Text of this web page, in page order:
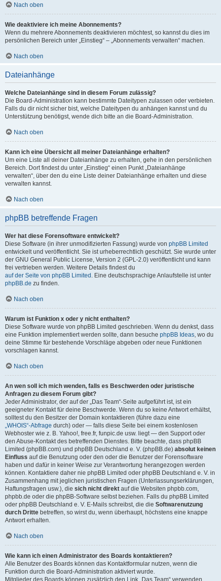
Nach oben
Wie deaktiviere ich meine Abonnements?
Wenn du mehrere Abonnements deaktivieren möchtest, so kannst du dies im
persönlichen Bereich unter „Einstieg“ – „Abonnements verwalten“ machen.
Nach oben
Dateianhänge
Welche Dateianhänge sind in diesem Forum zulässig?
Die Board-Administration kann bestimmte Dateitypen zulassen oder verbieten.
Falls du dir nicht sicher bist, welche Dateitypen du anhängen kannst und du
Unterstützung benötigst, wende dich bitte an die Board-Administration.
Nach oben
Kann ich eine Übersicht all meiner Dateianhänge erhalten?
Um eine Liste all deiner Dateianhänge zu erhalten, gehe in den persönlichen
Bereich. Dort findest du unter „Einstieg“ einen Punkt „Dateianhänge
verwalten“, über den du eine Liste deiner Dateianhänge erhalten und diese
verwalten kannst.
Nach oben
phpBB betreffende Fragen
Wer hat diese Forensoftware entwickelt?
Diese Software (in ihrer unmodifizierten Fassung) wurde von phpBB Limited
entwickelt und veröffentlicht. Sie ist urheberrechtlich geschützt. Sie wurde unter
der GNU General Public License, Version 2 (GPL-2.0) veröffentlicht und kann
frei vertrieben werden. Weitere Details findest du
auf der Seite von phpBB Limited . Eine deutschsprachige Anlaufstelle ist unter
phpBB.de zu finden.
Nach oben
Warum ist Funktion x oder y nicht enthalten?
Diese Software wurde von phpBB Limited geschrieben. Wenn du denkst, dass
eine Funktion implementiert werden sollte, dann besuche phpBB Ideas, wo du
deine Stimme für bestehende Vorschläge abgeben oder neue Funktionen
vorschlagen kannst.
Nach oben
An wen soll ich mich wenden, falls es Beschwerden oder juristische
Anfragen zu diesem Forum gibt?
Jeder Administrator, der auf der „Das Team“-Seite aufgeführt ist, ist ein
geeigneter Kontakt für deine Beschwerde. Wenn du so keine Antwort erhältst,
solltest du den Besitzer der Domain kontaktieren (führe dazu eine
„WHOIS“-Abfrage durch) oder — falls diese Seite bei einem kostenlosen
Webhoster wie z. B. Yahoo!, free.fr, funpic.de usw. liegt — den Support oder
den Abuse-Kontakt des betreffenden Dienstes. Bitte beachte, dass phpBB
Limited (phpBB.com) und phpBB Deutschland e. V. (phpBB.de) absolut keinen
Einfluss auf die Benutzung oder den oder die Benutzer der Forensoftware
haben und dafür in keiner Weise zur Verantwortung herangezogen werden
können. Kontaktiere daher nie phpBB Limited oder phpBB Deutschland e. V. in
Zusammenhang mit jeglichen juristischen Fragen (Unterlassungserklärungen,
Haftungsfragen usw.), die sich nicht direkt auf die Websiten phpbb.com,
phpbb.de oder die phpBB-Software selbst beziehen. Falls du phpBB Limited
oder phpBB Deutschland e. V. E-Mails schreibst, die die Softwarenutzung
durch Dritte betreffen, so wirst du, wenn überhaupt, höchstens eine knappe
Antwort erhalten.
Nach oben
Wie kann ich einen Administrator des Boards kontaktieren?
Alle Benutzer des Boards können das Kontaktformular nutzen, wenn die
Funktion durch die Board-Administration aktiviert wurde.
Mitglieder des Boards können zusätzlich den Link „Das Team“ verwenden.